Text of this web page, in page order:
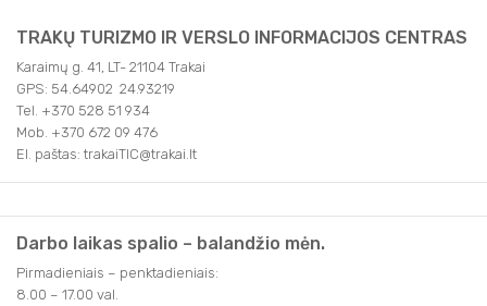
TRAKŲ TURIZMO IR VERSLO INFORMACIJOS CENTRAS
Karaimų g. 41, LT- 21104 Trakai
GPS: 54.64902 24.93219
Tel. +370 528 51 934
Mob. +370 672 09 476
El. paštas: trakaiTIC@trakai.lt
Darbo laikas spalio – balandžio mėn.
Pirmadieniais – penktadieniais:
8.00 – 17.00 val.